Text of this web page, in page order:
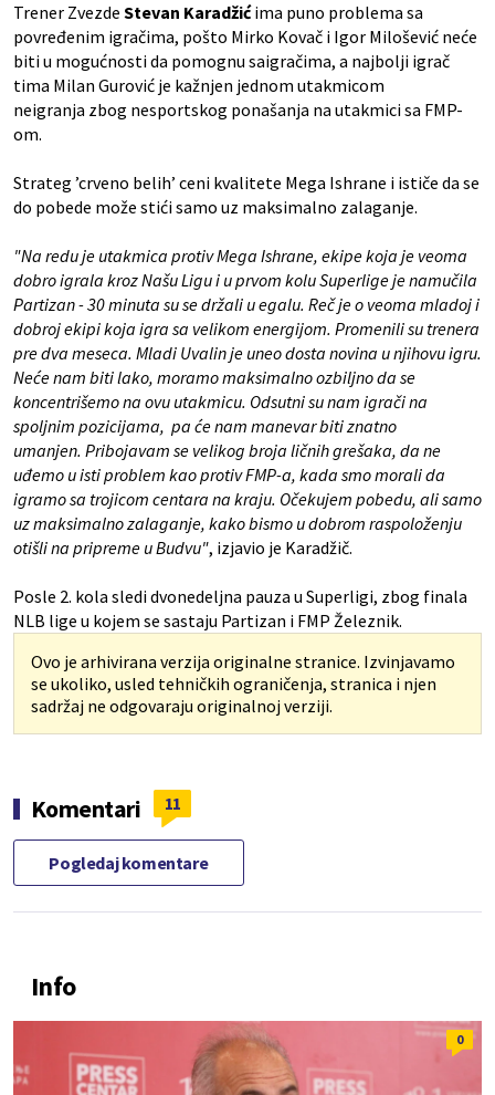
Trener Zvezde Stevan Karadžićima puno problema sa
povređenim igračima, pošto Mirko Kovač i Igor Milošević neće
biti u mogućnosti da pomognu saigračima, a najbolji igrač
tima Milan Gurović je kažnjen jednom utakmicom
neigranja zbog nesportskog ponašanja na utakmici sa FMP-
om.
Strateg ’crveno belih’ ceni kvalitete Mega Ishrane i ističe da se
do pobede može stići samo uz maksimalno zalaganje.
"Na redu je utakmica protiv Mega Ishrane, ekipe koja je veoma
dobro igrala kroz Našu Ligu i u prvom kolu Superlige je namučila
Partizan - 30 minuta su se držali u egalu. Reč je o veoma mladoj i
dobroj ekipi koja igra sa velikom energijom. Promenili su trenera
pre dva meseca. Mladi Uvalin je uneo dosta novina u njihovu igru.
Neće nam biti lako, moramo maksimalno ozbiljno da se
koncentrišemo na ovu utakmicu. Odsutni su nam igrači na
spoljnim pozicijama, pa će nam manevar biti znatno
umanjen. Pribojavam se velikog broja ličnih grešaka, da ne
uđemo u isti problem kao protiv FMP-a, kada smo morali da
igramo sa trojicom centara na kraju. Očekujem pobedu, ali samo
uz maksimalno zalaganje, kako bismo u dobrom raspoloženju
otišli na pripreme u Budvu", izjavio je Karadžič.
Posle 2. kola sledi dvonedeljna pauza u Superligi, zbog finala
NLB lige u kojem se sastaju Partizan i FMP Železnik.
Ovo je arhivirana verzija originalne stranice. Izvinjavamo
se ukoliko, usled tehničkih ograničenja, stranica i njen
sadržaj ne odgovaraju originalnoj verziji.
Komentari 11
Pogledaj komentare
Info
0